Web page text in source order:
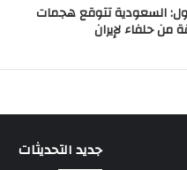
السعودية تتوقع هجمات
من حلفاء لإيران
جديد التحديثات